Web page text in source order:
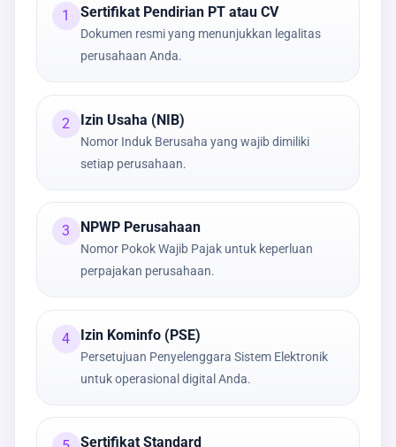
1 Sertifikat Pendirian PT atau CV
Dokumen resmi yang menunjukkan legalitas
perusahaan Anda.
2 Izin Usaha (NIB)
Nomor Induk Berusaha yang wajib dimiliki
setiap perusahaan.
3 NPWP Perusahaan
Nomor Pokok Wajib Pajak untuk keperluan
perpajakan perusahaan.
4 Izin Kominfo (PSE)
Persetujuan Penyelenggara Sistem Elektronik
untuk operasional digital Anda.
Sertifikat Standard